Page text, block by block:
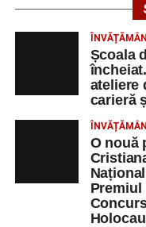
Școala
ateliere
carieră
O nouă
Premiul